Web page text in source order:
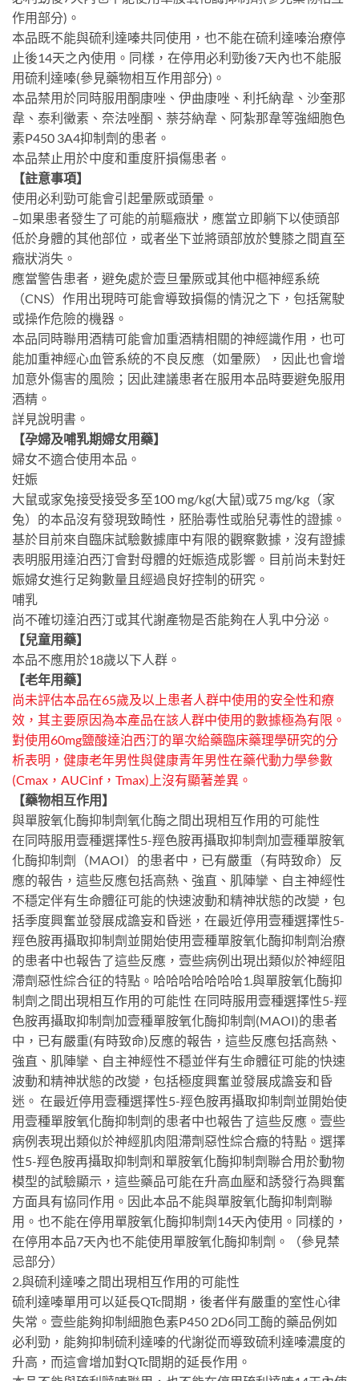
作用部分)。
本品既不能與硫利達嗪共同使用，也不能在硫利達嗪治療停
止後14天之內使用。同樣，在停用必利勁後7天內也不能服
用硫利達嗪(參見藥物相互作用部分)。
本品禁用於同時服用酮康唑、伊曲康唑、利托納韋、沙奎那
韋、泰利黴素、奈法唑酮、萘芬納韋、阿紮那韋等強細胞色
素P450 3A4抑制劑的患者。
本品禁止用於中度和重度肝損傷患者。
【註意事項】
使用必利勁可能會引起暈厥或頭暈。
–如果患者發生了可能的前驅癥狀，應當立即躺下以使頭部
低於身體的其他部位，或者坐下並將頭部放於雙膝之間直至
癥狀消失。
應當警告患者，避免處於壹旦暈厥或其他中樞神經系統
（CNS）作用出現時可能會導致損傷的情況之下，包括駕駛
或操作危險的機器。
本品同時聯用酒精可能會加重酒精相關的神經識作用，也可
能加重神經心血管系統的不良反應（如暈厥），因此也會增
加意外傷害的風險；因此建議患者在服用本品時要避免服用
酒精。
詳見說明書。
【孕婦及哺乳期婦女用藥】
婦女不適合使用本品。
妊娠
大鼠或家兔接受接受多至100 mg/kg(大鼠)或75 mg/kg（家
兔）的本品沒有發現致畸性，胚胎毒性或胎兒毒性的證據。
基於目前來自臨床試驗數據庫中有限的觀察數據，沒有證據
表明服用達泊西汀會對母體的妊娠造成影響。目前尚未對妊
娠婦女進行足夠數量且經過良好控制的研究。
哺乳
尚不確切達泊西汀或其代謝產物是否能夠在人乳中分泌。
【兒童用藥】
本品不應用於18歲以下人群。
【老年用藥】
尚未評估本品在65歲及以上患者人群中使用的安全性和療
效，其主要原因為本產品在該人群中使用的數據極為有限。
對使用60mg鹽酸達泊西汀的單次給藥臨床藥理學研究的分
析表明，健康老年男性與健康青年男性在藥代動力學參數
(Cmax，AUCinf，Tmax)上沒有顯著差異。
【藥物相互作用】
與單胺氧化酶抑制劑氧化酶之間出現相互作用的可能性
在同時服用壹種選擇性5-羥色胺再攝取抑制劑加壹種單胺氧
化酶抑制劑（MAOI）的患者中，已有嚴重（有時致命）反
應的報告，這些反應包括高熱、強直、肌陣攣、自主神經性
不穩定伴有生命體征可能的快速波動和精神狀態的改變，包
括季度興奮並發展成譫妄和昏迷，在最近停用壹種選擇性5-
羥色胺再攝取抑制劑並開始使用壹種單胺氧化酶抑制劑治療
的患者中也報告了這些反應，壹些病例出現出類似於神經阻
滯劑惡性綜合征的特點。哈哈哈哈哈哈哈1.與單胺氧化酶抑
制劑之間出現相互作用的可能性 在同時服用壹種選擇性5-羥
色胺再攝取抑制劑加壹種單胺氧化酶抑制劑(MAOI)的患者
中，已有嚴重(有時致命)反應的報告，這些反應包括高熱、
強直、肌陣攣、自主神經性不穩並伴有生命體征可能的快速
波動和精神狀態的改變，包括極度興奮並發展成譫妄和昏
迷。 在最近停用壹種選擇性5-羥色胺再攝取抑制劑並開始使
用壹種單胺氧化酶抑制劑的患者中也報告了這些反應。壹些
病例表現出類似於神經肌肉阻滯劑惡性綜合癥的特點。選擇
性5-羥色胺再攝取抑制劑和單胺氧化酶抑制劑聯合用於動物
模型的試驗顯示，這些藥品可能在升高血壓和誘發行為興奮
方面具有協同作用。因此本品不能與單胺氧化酶抑制劑聯
用。也不能在停用單胺氧化酶抑制劑14天內使用。同樣的，
在停用本品7天內也不能使用單胺氧化酶抑制劑。（參見禁
忌部分）
2.與硫利達嗪之間出現相互作用的可能性
硫利達嗪單用可以延長QTc間期，後者伴有嚴重的室性心律
失常。壹些能夠抑制細胞色素P450 2D6同工酶的藥品例如
必利勁，能夠抑制硫利達嗪的代謝從而導致硫利達嗪濃度的
升高，而這會增加對QTc間期的延長作用。